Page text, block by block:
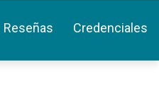
Reseñas Credenciales